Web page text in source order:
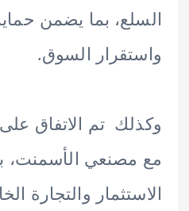
بما يضمن حماية
السوق.
تم الاتفاق على عقد
الأسمنت، بحضور
والتجارة الخارجية